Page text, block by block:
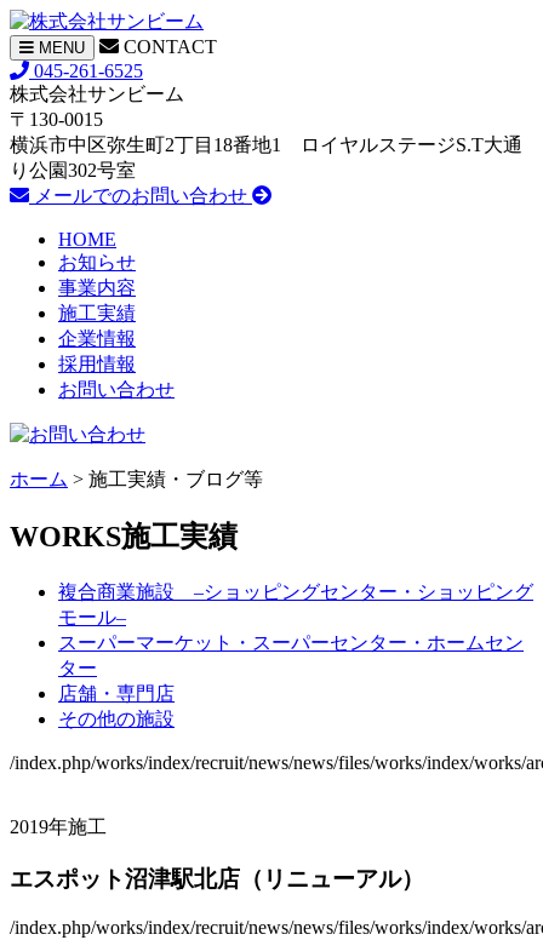
ナ
ビ
ゲ
ー
シ
ョ
ン
MENU
CONTACT
045-261-6525
株式会社サンビーム
〒130-0015
横浜市中区弥生町2丁目18番地1 ロイヤルステージS.T大通
り公園302号室
メールでのお問い合わせ
HOME
お知らせ
事業内容
施工実績
企業情報
採用情報
お問い合わせ
ホーム > 施工実績・ブログ等
WORKS施工実績
複合商業施設 –ショッピングセンター・ショッピング
モール–
スーパーマーケット・スーパーセンター・ホームセン
ター
店舗・専門店
その他の施設
/index.php/works/index/recruit/news/news/files/works/index/works/
2019年施工
エスポット沼津駅北店（リニューアル）
/index.php/works/index/recruit/news/news/files/works/index/works/